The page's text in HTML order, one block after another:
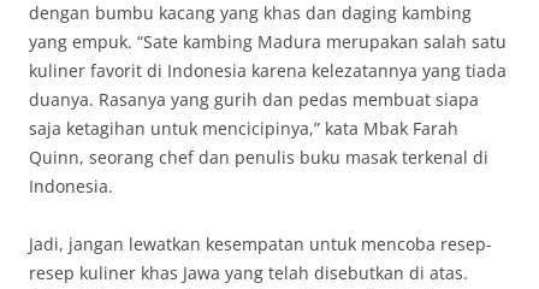
dengan bumbu kacang yang khas dan daging kambing
yang empuk. “Sate kambing Madura merupakan salah satu
kuliner favorit di Indonesia karena kelezatannya yang tiada
duanya. Rasanya yang gurih dan pedas membuat siapa
saja ketagihan untuk mencicipinya,” kata Mbak Farah
Quinn, seorang chef dan penulis buku masak terkenal di
Indonesia.
Jadi, jangan lewatkan kesempatan untuk mencoba resep-
resep kuliner khas Jawa yang telah disebutkan di atas.